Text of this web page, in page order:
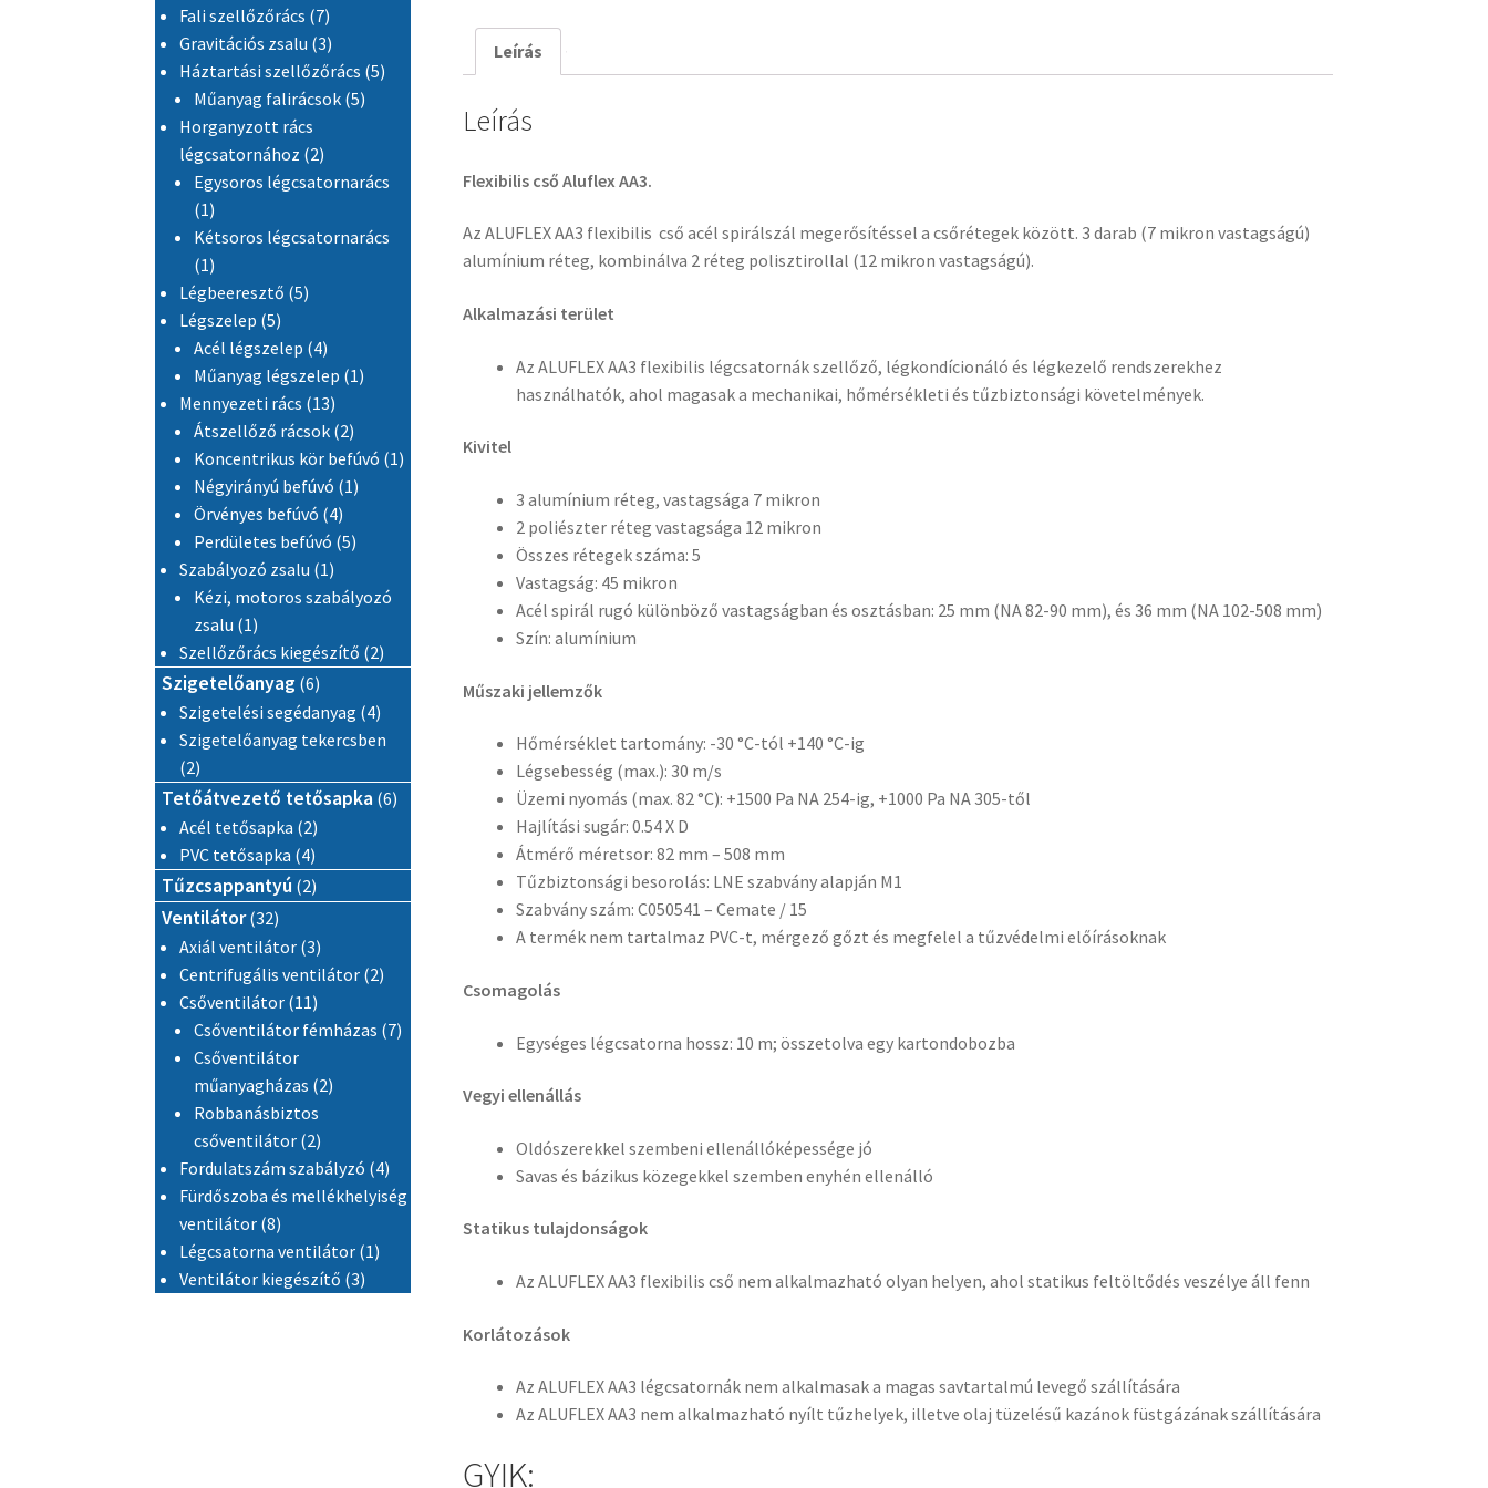
Leírás
Leírás
Flexibilis cső Aluflex AA3.
Az ALUFLEX AA3 flexibilis cső acél spirálszál megerősítéssel a csőrétegek között. 3 darab (7 mikron vastagságú)
alumínium réteg, kombinálva 2 réteg polisztirollal (12 mikron vastagságú).
Alkalmazási terület
Az ALUFLEX AA3 flexibilis légcsatornák szellőző, légkondícionáló és légkezelő rendszerekhez
használhatók, ahol magasak a mechanikai, hőmérsékleti és tűzbiztonsági követelmények.
Kivitel
3 alumínium réteg, vastagsága 7 mikron
2 poliészter réteg vastagsága 12 mikron
Összes rétegek száma: 5
Vastagság: 45 mikron
Acél spirál rugó különböző vastagságban és osztásban: 25 mm (NA 82-90 mm), és 36 mm (NA 102-508 mm)
Szín: alumínium
Műszaki jellemzők
Hőmérséklet tartomány: -30 °C-tól +140 °C-ig
Légsebesség (max.): 30 m/s
Üzemi nyomás (max. 82 °C): +1500 Pa NA 254-ig, +1000 Pa NA 305-től
Hajlítási sugár: 0.54 X D
Átmérő méretsor: 82 mm – 508 mm
Tűzbiztonsági besorolás: LNE szabvány alapján M1
Szabvány szám: C050541 – Cemate / 15
A termék nem tartalmaz PVC-t, mérgező gőzt és megfelel a tűzvédelmi előírásoknak
Csomagolás
Egységes légcsatorna hossz: 10 m; összetolva egy kartondobozba
Vegyi ellenállás
Oldószerekkel szembeni ellenállóképessége jó
Savas és bázikus közegekkel szemben enyhén ellenálló
Statikus tulajdonságok
Az ALUFLEX AA3 flexibilis cső nem alkalmazható olyan helyen, ahol statikus feltöltődés veszélye áll fenn
Korlátozások
Az ALUFLEX AA3 légcsatornák nem alkalmasak a magas savtartalmú levegő szállítására
Az ALUFLEX AA3 nem alkalmazható nyílt tűzhelyek, illetve olaj tüzelésű kazánok füstgázának szállítására
GYIK:
Fali szellőzőrács 77 termék
Gravitációs zsalu 33 termék
Háztartási szellőzőrács 55 termék
Műanyag falirácsok 55 termék
Horganyzott rács
légcsatornához 22 termék
Egysoros légcsatornarács
11 termék
Kétsoros légcsatornarács
11 termék
Légbeeresztő 55 termék
Légszelep 55 termék
Acél légszelep 44 termék
Műanyag légszelep 11 termék
Mennyezeti rács 1313 termék
Átszellőző rácsok 22 termék
Koncentrikus kör befúvó 11 termék
Négyirányú befúvó 11 termék
Örvényes befúvó 44 termék
Perdületes befúvó 55 termék
Szabályozó zsalu 11 termék
Kézi, motoros szabályozó
zsalu 11 termék
Szellőzőrács kiegészítő 22 termék
Szigetelőanyag 66 termék
Szigetelési segédanyag 44 termék
Szigetelőanyag tekercsben
22 termék
Tetőátvezető tetősapka 66 termék
Acél tetősapka 22 termék
PVC tetősapka 44 termék
Tűzcsappantyú 22 termék
Ventilátor 3232 termék
Axiál ventilátor 33 termék
Centrifugális ventilátor 22 termék
Csőventilátor 1111 termék
Csőventilátor fémházas 77 termék
Csőventilátor
műanyagházas 22 termék
Robbanásbiztos
csőventilátor 22 termék
Fordulatszám szabályzó 44 termék
Fürdőszoba és mellékhelyiség
ventilátor 88 termék
Légcsatorna ventilátor 11 termék
Ventilátor kiegészítő 33 termék